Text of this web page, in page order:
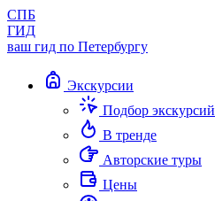
СПБ
ГИД
ваш гид по Петербургу
Экскурсии
Подбор экскурсий
В тренде
Авторские туры
Цены